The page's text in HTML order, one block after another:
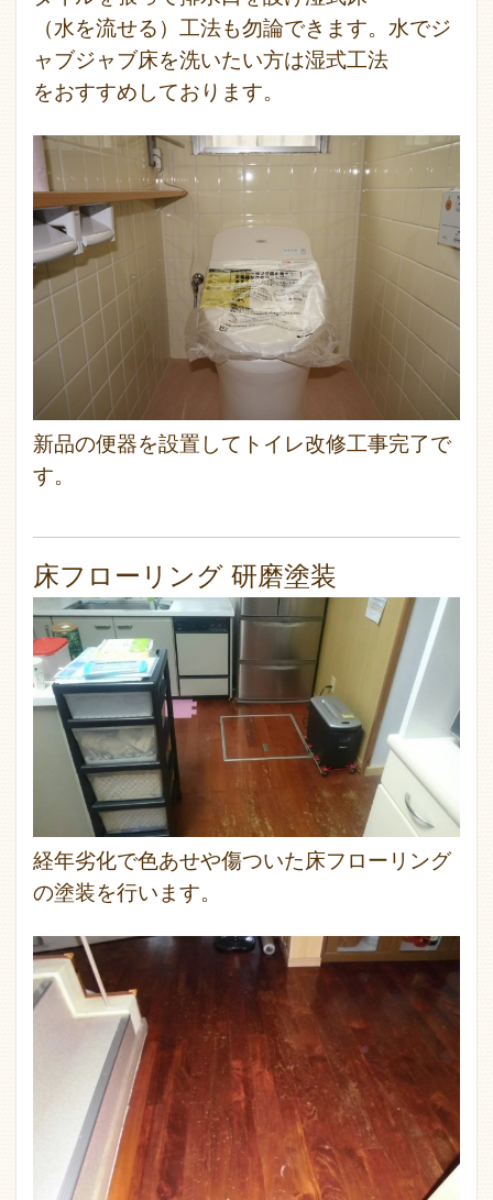
（水を流せる）工法も勿論できます。水でジ
ャブジャブ床を洗いたい方は湿式工法
をおすすめしております。
新品の便器を設置してトイレ改修工事完了で
す。
床フローリング 研磨塗装
経年劣化で色あせや傷ついた床フローリング
の塗装を行います。